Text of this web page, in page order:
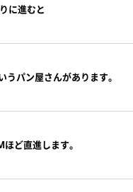
に進むと
うパン屋さんがあります。
ど直進します。